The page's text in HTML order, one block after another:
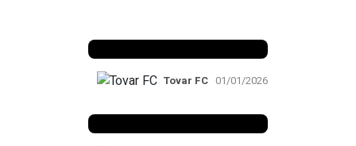
Tovar FC 01/01/2026